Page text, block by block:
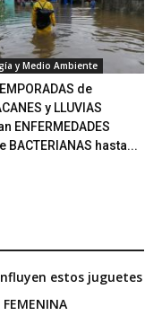
y Medio Ambiente
de
y LLUVIAS
ENFERMEDADES
BACTERIANAS hasta...
influyen estos juguetes